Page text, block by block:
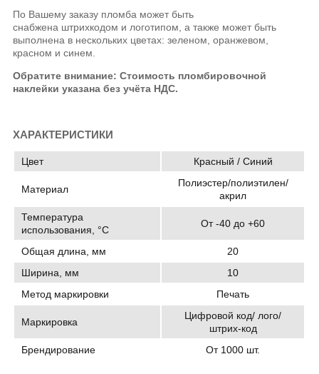
По Вашему заказу пломба может быть
снабжена штрихкодом и логотипом, а также может быть
выполнена в нескольких цветах: зеленом, оранжевом,
красном исинем.
Обратите внимание: Стоимость пломбировочной
наклейки указана без учёта НДС.
ХАРАКТЕРИСТИКИ
Цвет Красный / Синий
Материал
Полиэстер/полиэтилен/
акрил
Температура
использования, °C
От -40 до +60
Общая длина, мм
20
Ширина, мм
10
Метод маркировки
Печать
Маркировка
Цифровой код/ лого/
штрих-код
Брендирование
От 1000 шт.